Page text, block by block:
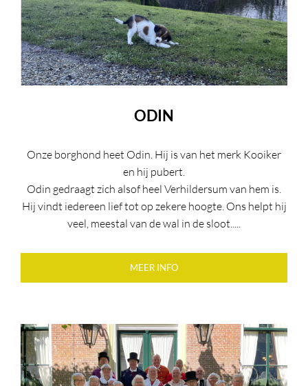
ODIN
Onze borghond heet Odin. Hij is van het merk Kooiker
en hij pubert.
Odin gedraagt zich alsof heel Verhildersum van hem is.
Hij vindt iedereen lief tot op zekere hoogte. Ons helpt hij
veel, meestal van de wal in de sloot.....
MEER INFO